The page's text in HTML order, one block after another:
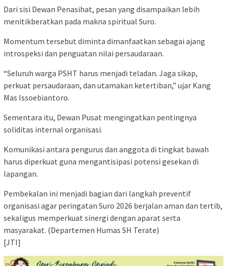
Dari sisi Dewan Penasihat, pesan yang disampaikan lebih
menitikberatkan pada makna spiritual Suro.
Momentum tersebut diminta dimanfaatkan sebagai ajang
introspeksi dan penguatan nilai persaudaraan.
“Seluruh warga PSHT harus menjadi teladan. Jaga sikap,
perkuat persaudaraan, dan utamakan ketertiban,” ujar Kang
Mas Issoebiantoro.
Sementara itu, Dewan Pusat mengingatkan pentingnya
soliditas internal organisasi.
Komunikasi antara pengurus dan anggota di tingkat bawah
harus diperkuat guna mengantisipasi potensi gesekan di
lapangan.
Pembekalan ini menjadi bagian dari langkah preventif
organisasi agar peringatan Suro 2026 berjalan aman dan tertib,
sekaligus memperkuat sinergi dengan aparat serta
masyarakat. (Departemen Humas SH Terate)
[JTI]